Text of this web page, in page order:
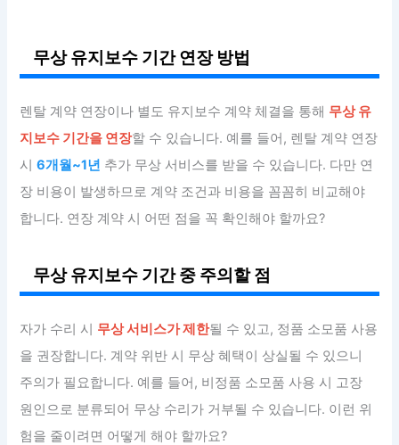
무상 유지보수 기간 연장 방법
렌탈 계약 연장이나 별도 유지보수 계약 체결을 통해 무상 유
지보수 기간을 연장할 수 있습니다. 예를 들어, 렌탈 계약 연장
시6개월~1년 추가 무상 서비스를 받을 수 있습니다. 다만 연
장 비용이 발생하므로 계약 조건과 비용을 꼼꼼히 비교해야
합니다. 연장 계약 시 어떤 점을 꼭 확인해야 할까요?
무상 유지보수 기간 중 주의할 점
자가 수리 시 무상 서비스가 제한될 수 있고, 정품 소모품 사용
을 권장합니다. 계약 위반 시 무상 혜택이 상실될 수 있으니
주의가 필요합니다. 예를 들어, 비정품 소모품 사용 시 고장
원인으로 분류되어 무상 수리가 거부될 수 있습니다. 이런 위
험을 줄이려면 어떻게 해야 할까요?